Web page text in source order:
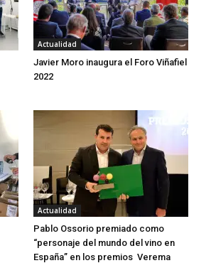
Actualidad
Javier Moro inaugura el Foro Viñafiel
2022
Actualidad
Pablo Ossorio premiado como
“personaje del mundo del vino en
España” en los premios Verema